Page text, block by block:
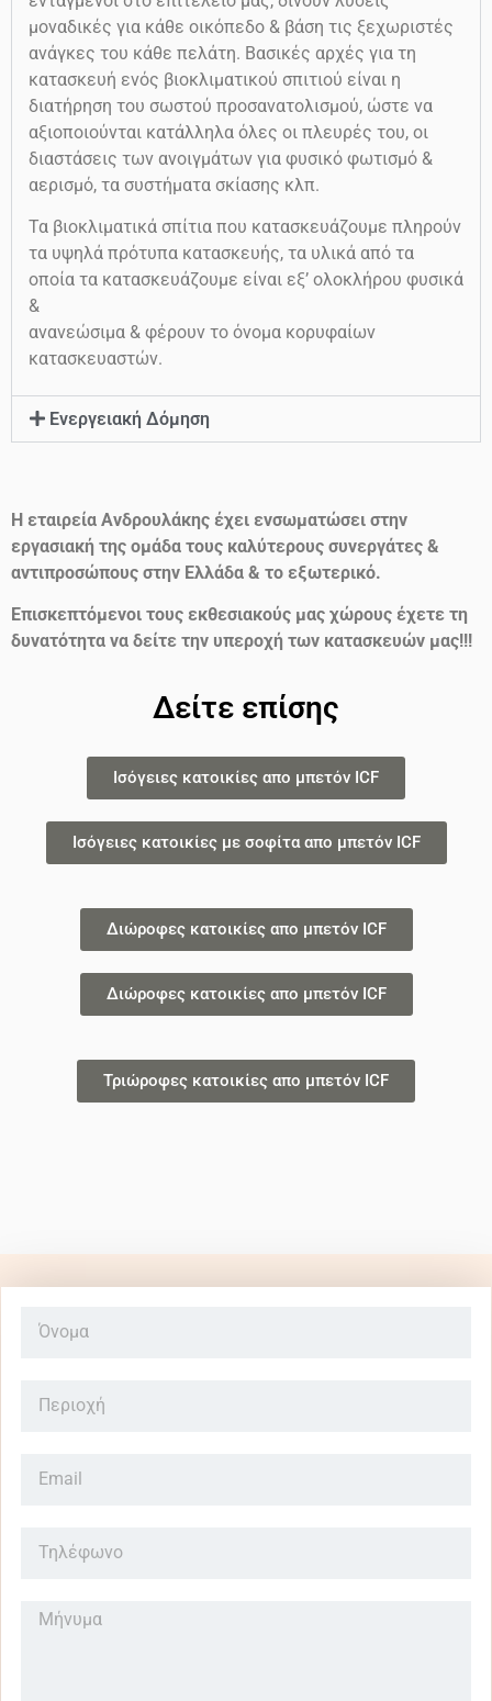
μοναδικές για κάθε οικόπεδο & βάση τις ξεχωριστές
ανάγκες του κάθε πελάτη. Βασικές αρχές για τη
κατασκευή ενός βιοκλιματικού σπιτιού είναι η
διατήρηση του σωστού προσανατολισμού, ώστε να
αξιοποιούνται κατάλληλα όλες οι πλευρές του, οι
διαστάσεις των ανοιγμάτων για φυσικό φωτισμό &
αερισμό, τα συστήματα σκίασης κλπ.
Τα βιοκλιματικά σπίτια που κατασκευάζουμε πληρούν
τα υψηλά πρότυπα κατασκευής, τα υλικά από τα
οποία τα κατασκευάζουμε είναι εξ’ ολοκλήρου φυσικά
&
ανανεώσιμα & φέρουν το όνομα κορυφαίων
κατασκευαστών.
Ενεργειακή Δόμηση
Η εταιρεία Ανδρουλάκης έχει ενσωματώσει στην
εργασιακή της ομάδα τους καλύτερους συνεργάτες &
αντιπροσώπους στην Ελλάδα & το εξωτερικό.
Επισκεπτόμενοι τους εκθεσιακούς μας χώρους έχετε τη
δυνατότητα να δείτε την υπεροχή των κατασκευών μας!!!
Δείτε επίσης
Ισόγειες κατοικίες απο μπετόν ICF
Ισόγειες κατοικίες με σοφίτα απο μπετόν ICF
Διώροφες κατοικίες απο μπετόν ICF
Διώροφες κατοικίες απο μπετόν ICF
Τριώροφες κατοικίες απο μπετόν ICF